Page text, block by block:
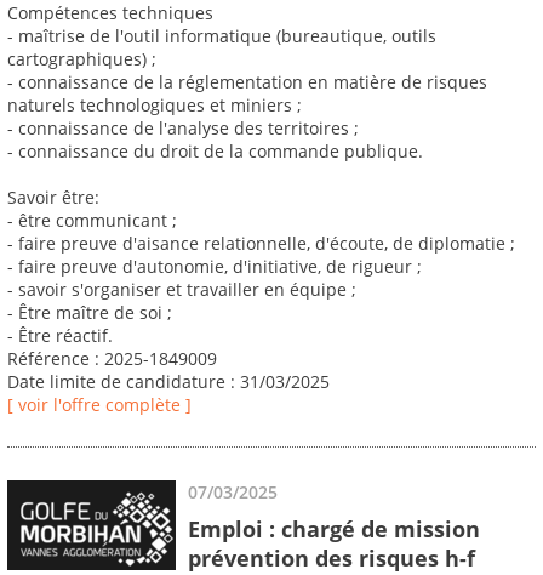
Compétences techniques
- maîtrise de l'outil informatique (bureautique, outils
cartographiques) ;
- connaissance de la réglementation en matière de risques
naturels technologiques et miniers ;
- connaissance de l'analyse des territoires ;
- connaissance du droit de la commande publique.
Savoir être:
- être communicant ;
- faire preuve d'aisance relationnelle, d'écoute, de diplomatie ;
- faire preuve d'autonomie, d'initiative, de rigueur ;
- savoir s'organiser et travailler en équipe ;
- Être maître de soi ;
- Être réactif.
Référence : 2025-1849009
Date limite de candidature : 31/03/2025
[ voir l'offre complète ]
07/03/2025
Emploi : chargé de mission
prévention des risques h-f